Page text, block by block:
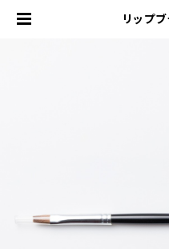
リップ